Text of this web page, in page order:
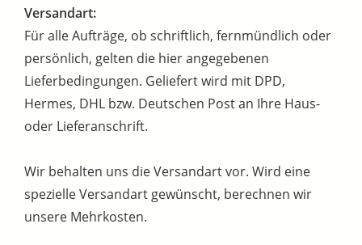
Versandart:
Für alle Aufträge, ob schriftlich, fernmündlich oder
persönlich, gelten die hier angegebenen
Lieferbedingungen. Geliefert wird mit DPD,
Hermes, DHL bzw. Deutschen Post an Ihre Haus-
oder Lieferanschrift.
Wir behalten uns die Versandart vor. Wird eine
spezielle Versandart gewünscht, berechnen wir
unsere Mehrkosten.